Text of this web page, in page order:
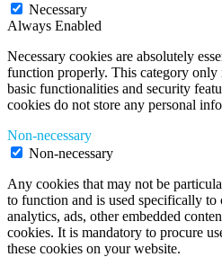
Necessary
Always Enabled
Necessary cookies are absolutely
function properly. This category only
basic functionalities and security
cookies do not store any personal
Non-necessary
Non-necessary
Any cookies that may not be
to function and is used specifically to
analytics, ads, other embedded
cookies. It is mandatory to procure
these cookies on your website.